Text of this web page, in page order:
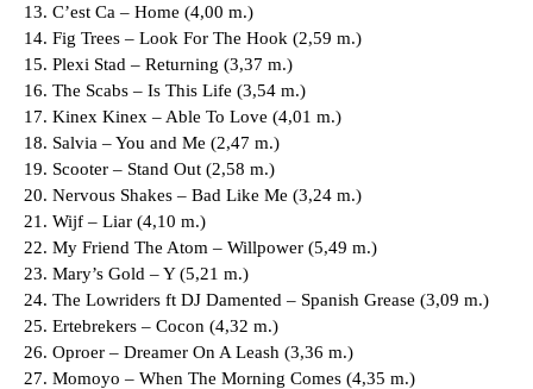
C’est Ca – Home (4,00 m.)
Fig Trees – Look For The Hook (2,59 m.)
Plexi Stad – Returning (3,37 m.)
The Scabs – Is This Life (3,54 m.)
Kinex Kinex – Able To Love (4,01 m.)
Salvia – You and Me (2,47 m.)
Scooter – Stand Out (2,58 m.)
Nervous Shakes – Bad Like Me (3,24 m.)
Wijf – Liar (4,10 m.)
My Friend The Atom – Willpower (5,49 m.)
Mary’s Gold – Y (5,21 m.)
The Lowriders ft DJ Damented – Spanish Grease (3,09 m.)
Ertebrekers – Cocon (4,32 m.)
Oproer – Dreamer On A Leash (3,36 m.)
Momoyo – When The Morning Comes (4,35 m.)